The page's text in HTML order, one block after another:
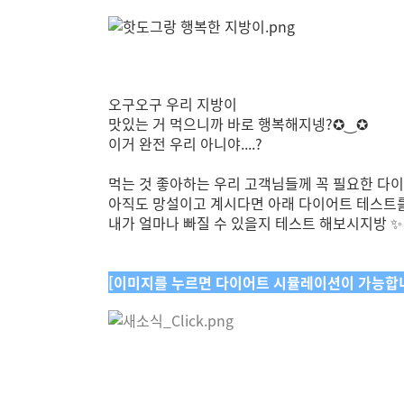
오구오구 우리 지방이
맛있는 거 먹으니까 바로 행복해지넹?✪‿✪
이거 완전 우리 아니야....?
먹는 것 좋아하는 우리 고객님들께 꼭 필요한 다
아직도 망설이고 계시다면 아래 다이어트 테스트
내가 얼마나 빠질 수 있을지 테스트 해보시지방 ✨
[이미지를 누르면 다이어트 시뮬레이션이 가능